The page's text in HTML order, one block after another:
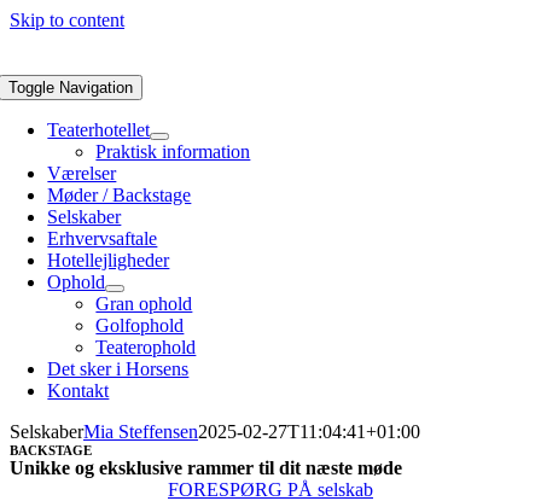
Skip to content
Toggle Navigation
Teaterhotellet
Praktisk information
Værelser
Møder / Backstage
Selskaber
Erhvervsaftale
Hotellejligheder
Ophold
Gran ophold
Golfophold
Teaterophold
Det sker i Horsens
Kontakt
SelskaberMia Steffensen2025-02-27T11:04:41+01:00
BACKSTAGE
Unikke og eksklusive rammer til dit næste møde
FORESPØRG PÅ selskab